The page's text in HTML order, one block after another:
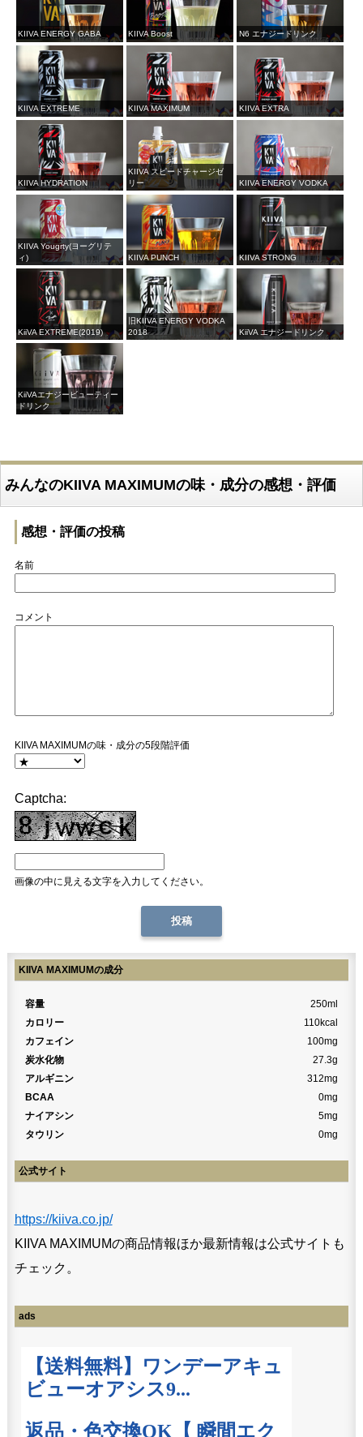
KIIVA ENERGY GABA KIIVA Boost N6 エナジードリンク
KIIVA EXTREME KIIVA MAXIMUM KIIVA EXTRA
KIIVA HYDRATION
KIIVA スピードチャージゼ
リー
KIIVA ENERGY VODKA
KIIVA Yougrty(ヨーグリテ
ィ)
KIIVA PUNCH KIIVA STRONG
KiiVA EXTREME(2019)
旧KIIVA ENERGY VODKA
2018
KiiVA エナジードリンク
KiiVAエナジービューティー
ドリンク
みんなのKIIVA MAXIMUMの味・成分の感想・評価
感想・評価の投稿
名前
コメント
KIIVA MAXIMUMの味・成分の5段階評価
Captcha:
画像の中に見える文字を入力してください。
KIIVA MAXIMUMの成分
容量
250ml
カロリー
110kcal
カフェイン
100mg
炭水化物
27.3g
アルギニン
312mg
BCAA
0mg
ナイアシン
5mg
タウリン
0mg
公式サイト
https://kiiva.co.jp/
KIIVA MAXIMUMの商品情報ほか最新情報は公式サイトも
チェック。
ads